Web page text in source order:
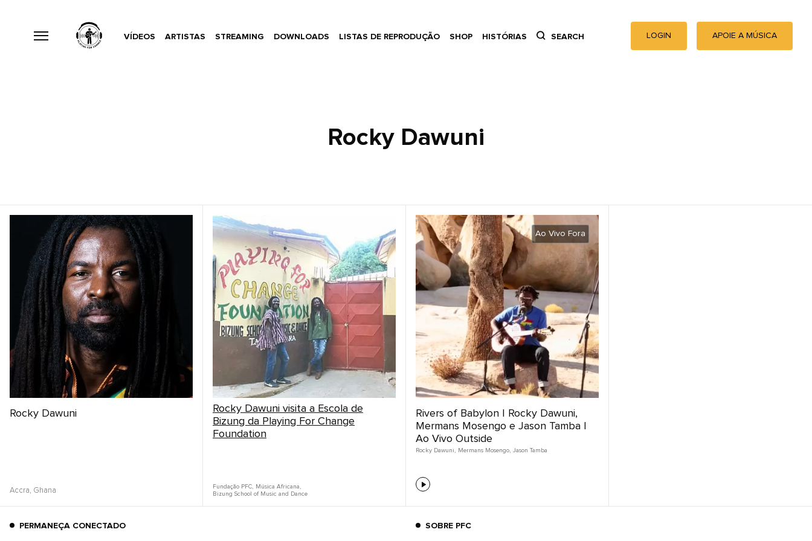
VÍDEOS ARTISTAS STREAMING DOWNLOADS LISTAS DE REPRODUÇÃO SHOP HISTÓRIAS SEARCH LOGIN APOIE A MÚSICA
Rocky Dawuni
Rocky Dawuni
Accra, Ghana
Rocky Dawuni visita a Escola de
Bizung da Playing For Change
Foundation
Fundação PFC, Música Africana ,
Bizung School of Music and Dance
Ao Vivo Fora
Rivers of Babylon | Rocky Dawuni,
Mermans Mosengo e Jason Tamba |
Ao Vivo Outside
Rocky Dawuni , Mermans Mosengo, Jason Tamba
PERMANEÇA CONECTADO SOBRE PFC